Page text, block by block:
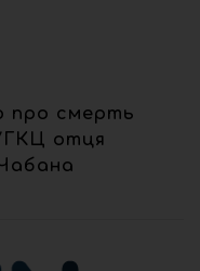
про смерть
отця